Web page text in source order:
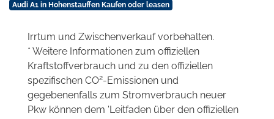
Audi A1 in Hohenstauffen Kaufen oder leasen
Irrtum und Zwischenverkauf vorbehalten.
* Weitere Informationen zum offiziellen
Kraftstoffverbrauch und zu den offiziellen
spezifischen CO2-Emissionen und
gegebenenfalls zum Stromverbrauch neuer
Pkw können dem 'Leitfaden über den offiziellen